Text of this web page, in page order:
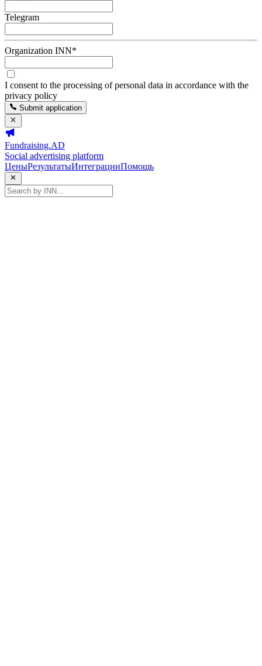
Telegram
Organization INN*
I consent to the processing of personal data in accordance with the
privacy policy
Submit application
Fundraising.AD
Social advertising platform
ЦеныРезультатыИнтеграцииПомощь